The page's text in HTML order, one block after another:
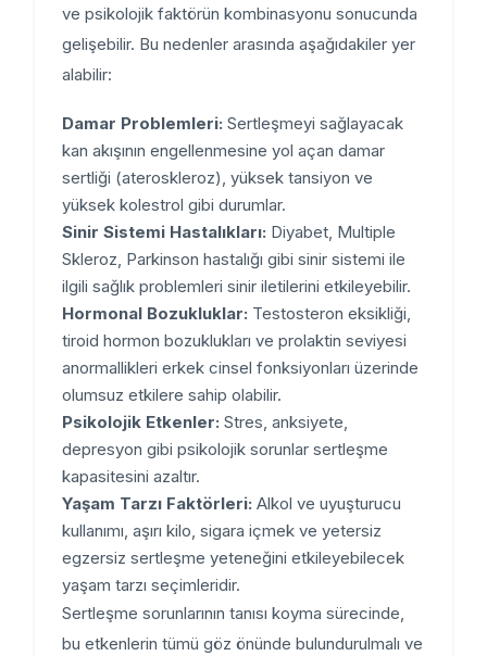
ve psikolojik faktörün kombinasyonu sonucunda
gelişebilir. Bu nedenler arasında aşağıdakiler yer
alabilir:
Damar Problemleri: Sertleşmeyi sağlayacak
kan akışının engellenmesine yol açan damar
sertliği (ateroskleroz), yüksek tansiyon ve
yüksek kolestrol gibi durumlar.
Sinir Sistemi Hastalıkları: Diyabet, Multiple
Skleroz, Parkinson hastalığı gibi sinir sistemi ile
ilgili sağlık problemleri sinir iletilerini etkileyebilir.
Hormonal Bozukluklar: Testosteron eksikliği,
tiroid hormon bozuklukları ve prolaktin seviyesi
anormallikleri erkek cinsel fonksiyonları üzerinde
olumsuz etkilere sahip olabilir.
Psikolojik Etkenler: Stres, anksiyete,
depresyon gibi psikolojik sorunlar sertleşme
kapasitesini azaltır.
Yaşam Tarzı Faktörleri: Alkol ve uyuşturucu
kullanımı, aşırı kilo, sigara içmek ve yetersiz
egzersiz sertleşme yeteneğini etkileyebilecek
yaşam tarzı seçimleridir.
Sertleşme sorunlarının tanısı koyma sürecinde,
bu etkenlerin tümü göz önünde bulundurulmalı ve